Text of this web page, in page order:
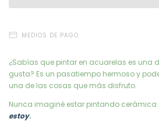
MEDIOS DE PAGO
¿Sabías que pintar en acuarelas es una
gusta? Es un pasatiempo hermoso y
una de las cosas que más disfruto.
Nunca imaginé estar pintando cerámica
estoy.